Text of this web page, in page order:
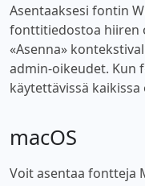
Asentaaksesi fontin
fonttitiedostoa hiiren
«Asenna»
admin-oikeudet. Kun
käytettävissä kaikissa
macOS
Voit asentaa fontteja